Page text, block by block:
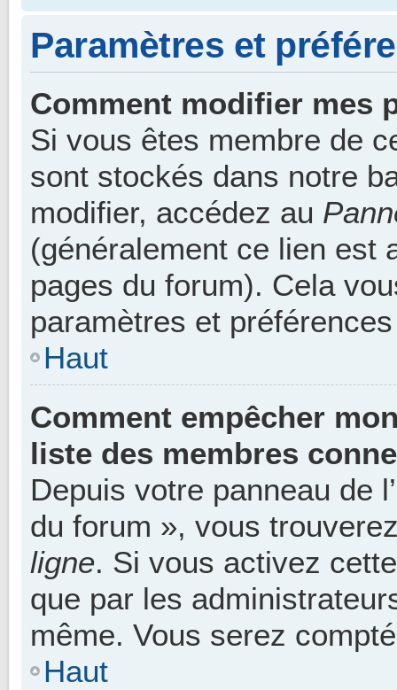
Paramètres et
Comment modifier mes
Si vous êtes membre de
sont stockés dans notre
modifier, accédez au
(généralement ce lien est
pages du forum). Cela
paramètres et
Haut
Comment empêcher
liste des membres
Depuis votre panneau de
du forum », vous
ligne. Si vous activez
que par les
même. Vous serez
Haut